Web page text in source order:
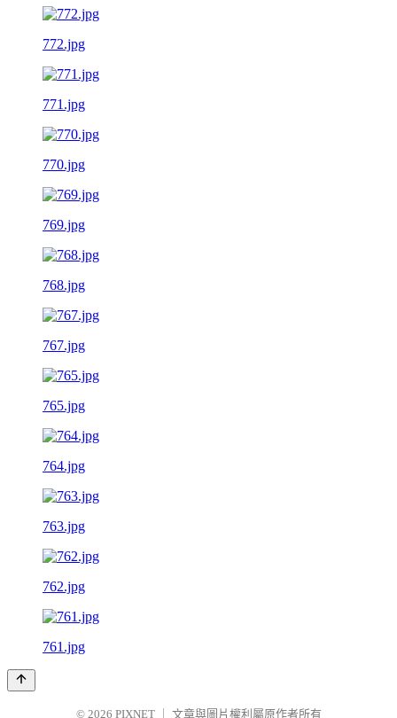
772.jpg
771.jpg
770.jpg
769.jpg
768.jpg
767.jpg
765.jpg
764.jpg
763.jpg
762.jpg
761.jpg
© 2026 PIXNET 文章與圖片權利屬原作者所有